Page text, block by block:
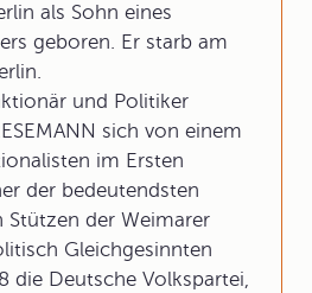
als Sohn eines
geboren. Er starb am
und Politiker
sich von einem
im Ersten
der bedeutendsten
der Weimarer
Gleichgesinnten
die Deutsche Volkspartei,